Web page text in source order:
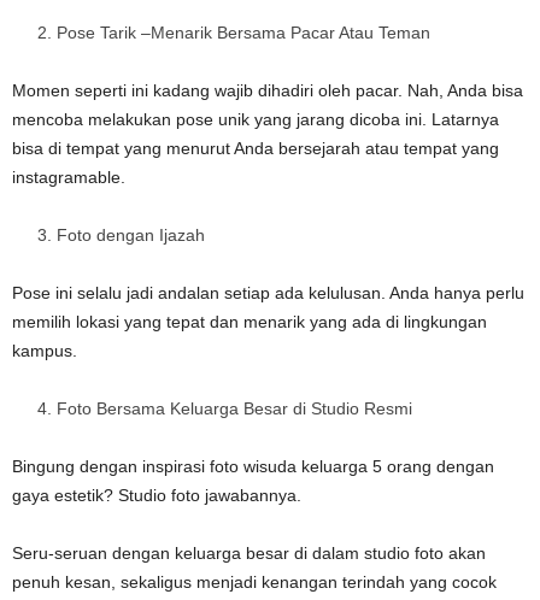
Pose Tarik –Menarik Bersama Pacar Atau Teman
Momen seperti ini kadang wajib dihadiri oleh pacar. Nah, Anda bisa
mencoba melakukan pose unik yang jarang dicoba ini. Latarnya
bisa di tempat yang menurut Anda bersejarah atau tempat yang
instagramable.
Foto dengan Ijazah
Pose ini selalu jadi andalan setiap ada kelulusan. Anda hanya perlu
memilih lokasi yang tepat dan menarik yang ada di lingkungan
kampus.
Foto Bersama Keluarga Besar di Studio Resmi
Bingung dengan inspirasi foto wisuda keluarga 5 orang dengan
gaya estetik? Studio foto jawabannya.
Seru-seruan dengan keluarga besar di dalam studio foto akan
penuh kesan, sekaligus menjadi kenangan terindah yang cocok